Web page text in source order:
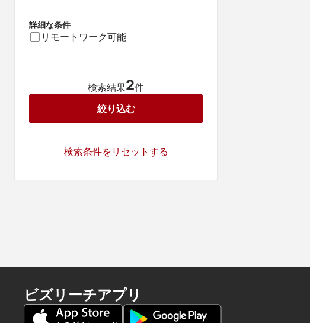
詳細な条件
リモートワーク可能
検索結果2件
絞り込む
検索条件をリセットする
ビズリーチアプリ